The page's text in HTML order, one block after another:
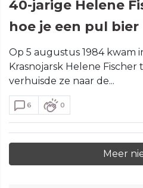
40-jarige Helene
hoe je een pul
Op 5 augustus 1984 kwam
Krasnojarsk Helene Fischer
verhuisde ze naar de...
6 0
Meer